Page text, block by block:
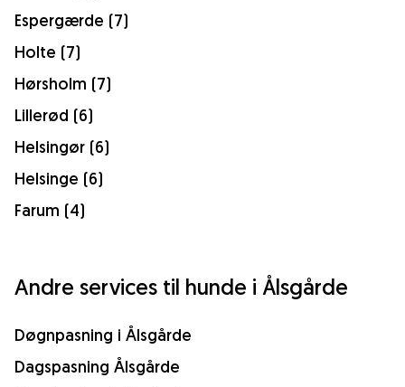
Espergærde (7)
Holte (7)
Hørsholm (7)
Lillerød (6)
Helsingør (6)
Helsinge (6)
Farum (4)
Andre services til hunde i Ålsgårde
Døgnpasning i Ålsgårde
Dagspasning Ålsgårde